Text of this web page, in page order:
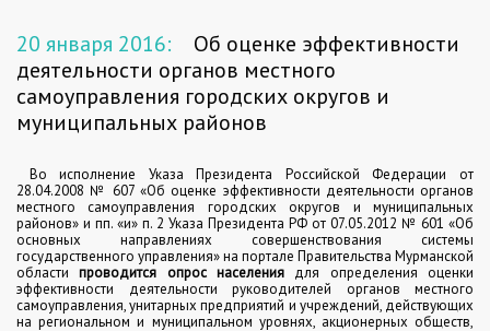
20 января 2016:
Об оценке эффективности
деятельности органов местного
самоуправления городских округов и
муниципальных районов
Во исполнение Указа Президента Российской Федерации от
28.04.2008 № 607 «Об оценке эффективности деятельности органов
местного самоуправления городских округов и муниципальных
районов» и пп. «и» п. 2 Указа Президента РФ от 07.05.2012 № 601 «Об
основных направлениях совершенствования системы
государственного управления» на портале Правительства Мурманской
областипроводится опрос населения для определения оценки
эффективности деятельности руководителей органов местного
самоуправления, унитарных предприятий и учреждений, действующих
на региональном и муниципальном уровнях, акционерных обществ,